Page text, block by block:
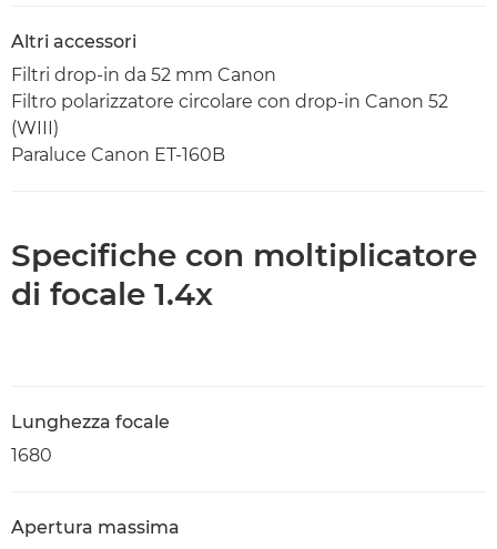
Altri accessori
Filtri drop-in da 52 mm Canon
Filtro polarizzatore circolare con drop-in Canon 52
(WIII)
Paraluce Canon ET-160B
Specifiche con moltiplicatore
di focale 1.4x
Lunghezza focale
1680
Apertura massima